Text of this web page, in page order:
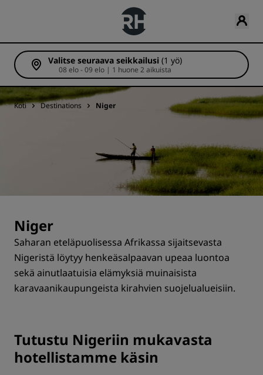
Valitse seuraava seikkailusi (1 yö)
08 elo - 09 elo | 1 huone 2 aikuista
Koti Destinations Niger
Niger
Saharan eteläpuolisessa Afrikassa sijaitsevasta
Nigeristä löytyy henkeäsalpaavan upeaa luontoa
sekä ainutlaatuisia elämyksiä muinaisista
karavaanikaupungeista kirahvien suojelualueisiin.
Tutustu Nigeriin mukavasta
hotellistamme käsin